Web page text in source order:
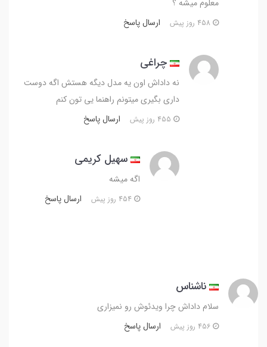
معلوم میشه ؟
ارسال پاسخ
چراغی
نه داداش اون یه مدل دیگه هستش اگه دوست
داری بگیری میتونم راهنما یی تون کنم
ارسال پاسخ
سهیل کریمی
اگه میشه
ارسال پاسخ
ناشناس
سلام داداش چرا ویدئوش رو نمیزاری
ارسال پاسخ